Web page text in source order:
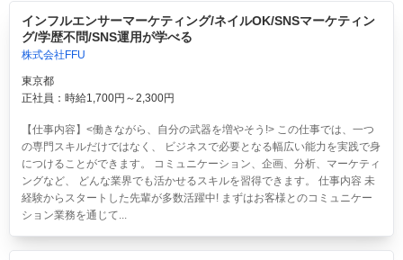
インフルエンサーマーケティング/ネイルOK/SNSマーケティン
グ/学歴不問/SNS運用が学べる
株式会社FFU
東京都
正社員：時給1,700円～2,300円
【仕事内容】<働きながら、自分の武器を増やそう!> この仕事では、一つ
の専門スキルだけではなく、 ビジネスで必要となる幅広い能力を実践で身
につけることができます。 コミュニケーション、企画、分析、マーケティ
ングなど、 どんな業界でも活かせるスキルを習得できます。 仕事内容 未
経験からスタートした先輩が多数活躍中! まずはお客様とのコミュニケー
ション業務を通じて...